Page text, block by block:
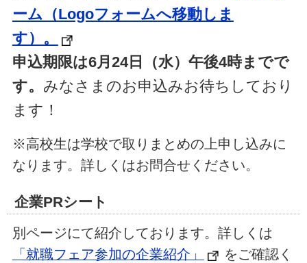
ーム（Logoフォームへ移動しま
す）。
申込期限は6月24日（水）午後4時までで
す。 みなさまのお申込みお待ちしており
ます！
※高校生は学校で取りまとめの上申し込みに
なります。詳しくはお問合せください。
企業PRシート
別ページにて紹介しております。詳しくは
「就職フェア参加の企業紹介」
をご確認く